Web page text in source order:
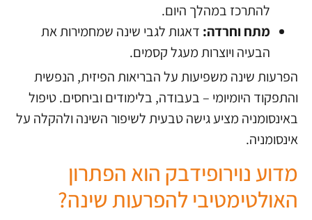
להתרכז במהלך היום.
מתח וחרדה: דאגות לגבי שינה שמחמירות את
הבעיה ויוצרות מעגל קסמים.
הפרעות שינה משפיעות על הבריאות הפיזית, הנפשית
והתפקוד היומיומי – בעבודה, בלימודים וביחסים. טיפול
באינסומניה מציע גישה טבעית לשיפור השינה ולהקלה על
אינסומניה.
מדוע נוירופידבק הוא הפתרון
האולטימטיבי להפרעות שינה?